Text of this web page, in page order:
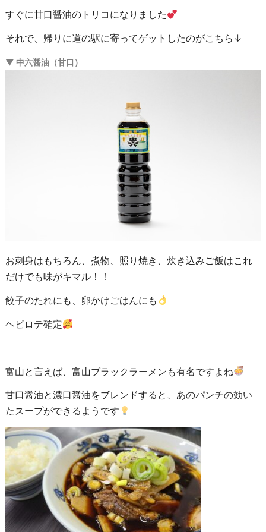
すぐに甘口醤油のトリコになりました
それで、帰りに道の駅に寄ってゲットしたのがこちら↓
▼ 中六醤油（甘口）
お刺身はもちろん、煮物、照り焼き、炊き込みご飯はこれ
だけでも味がキマル！！
餃子のたれにも、卵かけごはんにも
ヘビロテ確定
富山と言えば、富山ブラックラーメンも有名ですよね
甘口醤油と濃口醤油をブレンドすると、あのパンチの効い
たスープができるようです